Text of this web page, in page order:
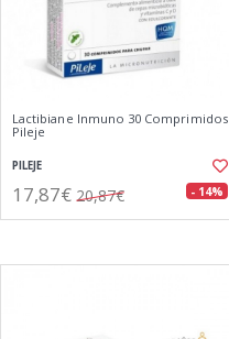
Lactibiane Inmuno 30 Comprimidos
Pileje
PILEJE
17,87€ 20,87€ - 14%